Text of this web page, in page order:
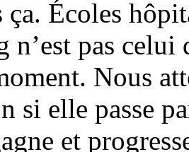
ça. Écoles
pas celui
Nous
si elle passe
et